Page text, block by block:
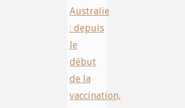
Australie
: depuis
le
début
de la
vaccination,